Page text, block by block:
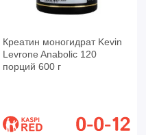
Креатин моногидрат Kevin
Levrone Anabolic 120
порций 600 г